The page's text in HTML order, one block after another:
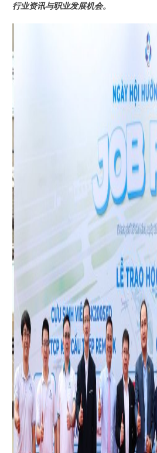
行业资讯与职业发展机会。